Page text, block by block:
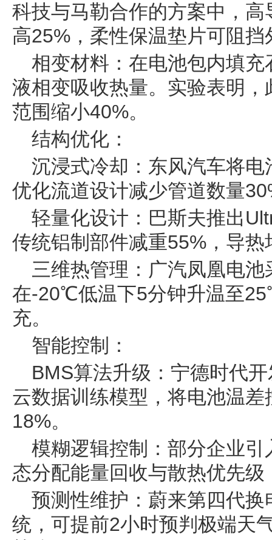
科技与马勒合作的方案中，
高25%，柔性保温垫片可阻
相变材料：在电池包内填
液相变吸收热量。实验表明
范围缩小40%。
结构优化：
沉浸式冷却：东风汽车将
优化流道设计减少管道数量
轻量化设计：巴斯夫推出
传统铝制部件减重55%，导
三维热管理：广汽凤凰电
在-20℃低温下5分钟升温至
充。
智能控制：
BMS算法升级：宁德时代
云数据训练模型，将电池温
18%。
模糊逻辑控制：部分企业
态分配能量回收与散热优先
预测性维护：蔚来第四代
统，可提前2小时预判极端天